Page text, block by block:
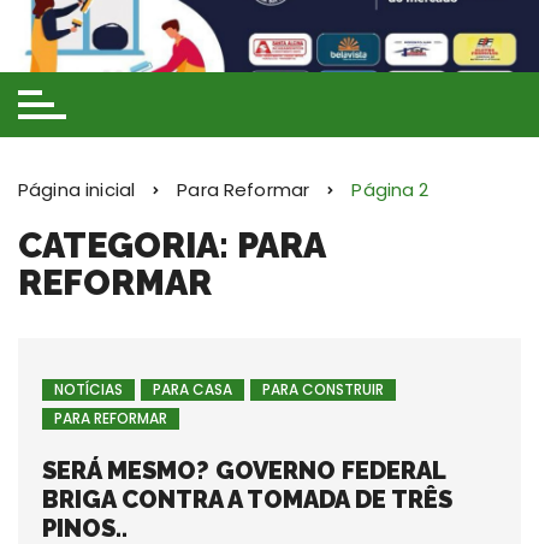
para
o
conteúdo
Página inicial Para Reformar Página 2
CATEGORIA: PARA
REFORMAR
NOTÍCIAS PARA CASA
PARA CONSTRUIR
PARA REFORMAR
SERÁ MESMO? GOVERNO FEDERAL
BRIGA CONTRA A TOMADA DE TRÊS
PINOS..